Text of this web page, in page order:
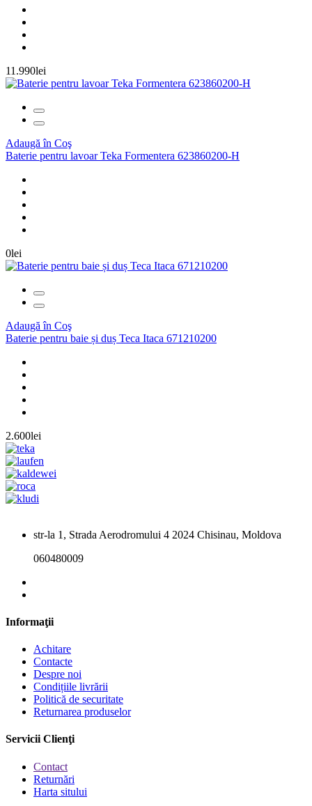
11.990lei
Adaugă în Coş
Baterie pentru lavoar Teka Formentera 623860200-H
0lei
Adaugă în Coş
Baterie pentru baie și duș Teca Itaca 671210200
2.600lei
str-la 1, Strada Aerodromului 4 2024 Chisinau, Moldova
060480009
Informaţii
Achitare
Contacte
Despre noi
Condițiile livrării
Politică de securitate
Returnarea produselor
Servicii Clienţi
Contact
Returnări
Harta sitului